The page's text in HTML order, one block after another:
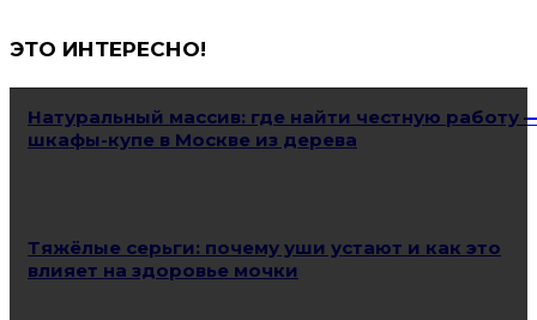
ЭТО ИНТЕРЕСНО!
Натуральный массив: где найти честную работу
шкафы-купе в Москве из дерева
Тяжёлые серьги: почему уши устают и как это
влияет на здоровье мочки